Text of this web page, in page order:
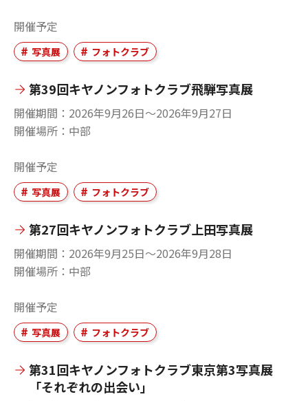
開催予定
写真展 フォトクラブ
第39回キヤノンフォトクラブ飛騨写真展
開催期間
2026年9月26日〜2026年9月27日
開催場所
中部
開催予定
写真展 フォトクラブ
第27回キヤノンフォトクラブ上田写真展
開催期間
2026年9月25日〜2026年9月28日
開催場所
中部
開催予定
写真展 フォトクラブ
第31回キヤノンフォトクラブ東京第3写真展
「それぞれの出会い」